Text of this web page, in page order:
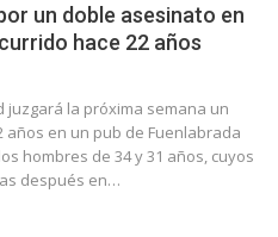
un doble asesinato en
hace 22 años
juzgará la próxima semana un
en un pub de Fuenlabrada
hombres de 34 y 31 años, cuyos
después en…